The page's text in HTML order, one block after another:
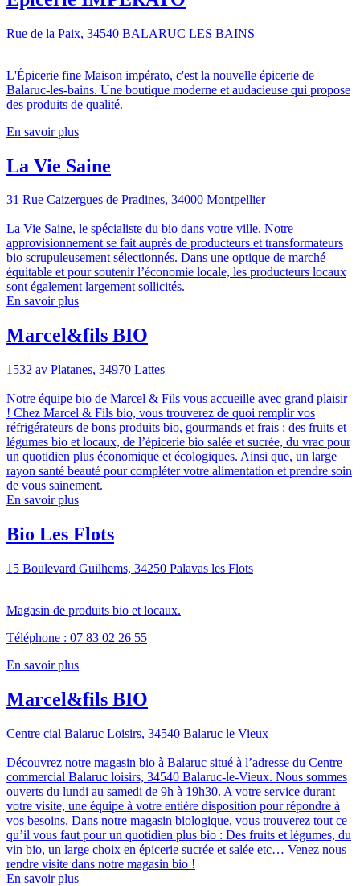
Rue de la Paix, 34540 BALARUC LES BAINS
L'Épicerie fine Maison impérato, c'est la nouvelle épicerie de
Balaruc-les-bains. Une boutique moderne et audacieuse qui propose
des produits de qualité.
En savoir plus
La Vie Saine
31 Rue Caizergues de Pradines, 34000 Montpellier
La Vie Saine, le spécialiste du bio dans votre ville. Notre
approvisionnement se fait auprès de producteurs et transformateurs
bio scrupuleusement sélectionnés. Dans une optique de marché
équitable et pour soutenir l’économie locale, les producteurs locaux
sont également largement sollicités.
En savoir plus
Marcel&fils BIO
1532 av Platanes, 34970 Lattes
Notre équipe bio de Marcel & Fils vous accueille avec grand plaisir
! Chez Marcel & Fils bio, vous trouverez de quoi remplir vos
réfrigérateurs de bons produits bio, gourmands et frais : des fruits et
légumes bio et locaux, de l’épicerie bio salée et sucrée, du vrac pour
un quotidien plus économique et écologiques. Ainsi que, un large
rayon santé beauté pour compléter votre alimentation et prendre soin
de vous sainement.
En savoir plus
Bio Les Flots
15 Boulevard Guilhems, 34250 Palavas les Flots
Magasin de produits bio et locaux.
Téléphone : 07 83 02 26 55
En savoir plus
Marcel&fils BIO
Centre cial Balaruc Loisirs, 34540 Balaruc le Vieux
Découvrez notre magasin bio à Balaruc situé à l’adresse du Centre
commercial Balaruc loisirs, 34540 Balaruc-le-Vieux. Nous sommes
ouverts du lundi au samedi de 9h à 19h30. A votre service durant
votre visite, une équipe à votre entière disposition pour répondre à
vos besoins. Dans notre magasin biologique, vous trouverez tout ce
qu’il vous faut pour un quotidien plus bio : Des fruits et légumes, du
vin bio, un large choix en épicerie sucrée et salée etc… Venez nous
rendre visite dans notre magasin bio !
En savoir plus